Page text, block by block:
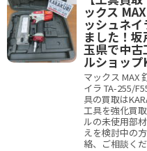
ックス
ッシュネ
ました！
玉県で中古
ルショップ
マックス MAX
イラ TA-255/
具の買取は
工具を強化買
ルの未使用部
えを検討中の
絡、ご相談く